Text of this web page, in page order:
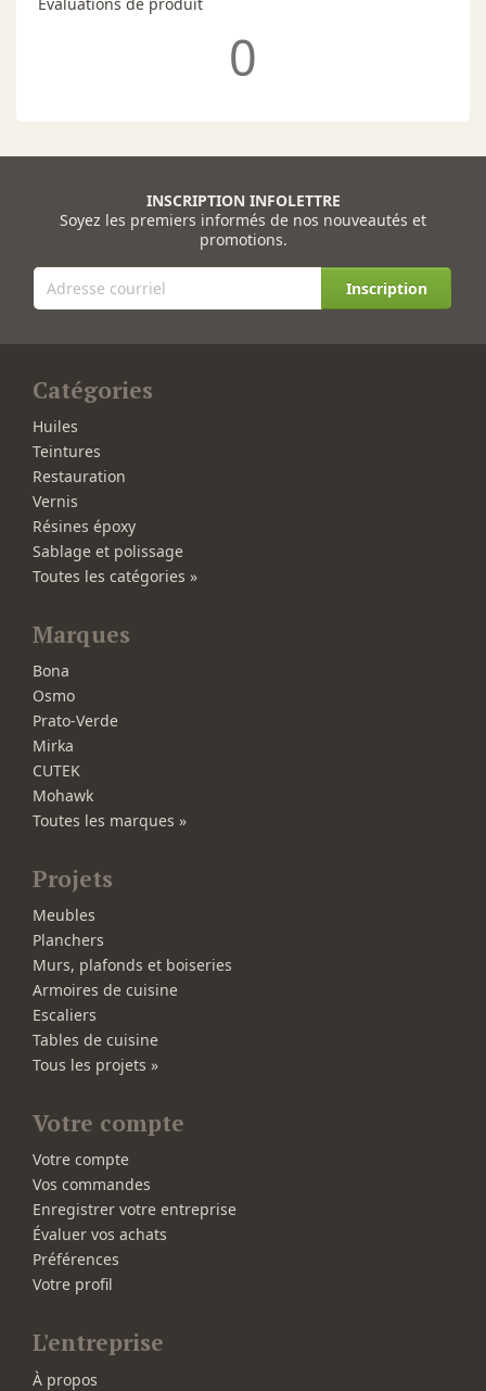
0
INSCRIPTION INFOLETTRE
Soyez les premiers informés de nos nouveautés et
promotions.
Inscription
Catégories
Huiles
Teintures
Restauration
Vernis
Résines époxy
Sablage et polissage
Toutes les catégories »
Marques
Bona
Osmo
Prato-Verde
Mirka
CUTEK
Mohawk
Toutes les marques »
Projets
Meubles
Planchers
Murs, plafonds et boiseries
Armoires de cuisine
Escaliers
Tables de cuisine
Tous les projets »
Votre compte
Votre compte
Vos commandes
Enregistrer votre entreprise
Évaluer vos achats
Préférences
Votre profil
L'entreprise
À propos